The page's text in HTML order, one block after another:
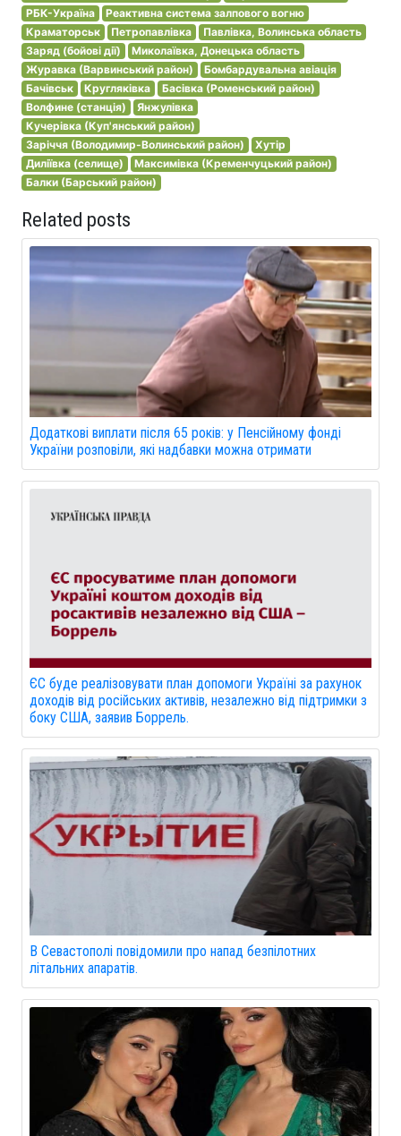
РБК-Україна
Реактивна система залпового вогню
Краматорськ
Петропавлівка
Павлівка, Волинська область
Заряд (бойові дії)
Миколаївка, Донецька область
Журавка (Варвинський район)
Бомбардувальна авіація
Бачівськ
Кругляківка
Басівка (Роменський район)
Волфине (станція)
Янжулівка
Кучерівка (Куп'янський район)
Заріччя (Володимир-Волинський район)
Хутір
Диліївка (селище)
Максимівка (Кременчуцький район)
Балки (Барський район)
Related posts
Додаткові виплати після 65 років: у Пенсійному фонді
України розповіли, які надбавки можна отримати
ЄС буде реалізовувати план допомоги Україні за рахунок
доходів від російських активів, незалежно від підтримки з
боку США, заявив Боррель.
В Севастополі повідомили про напад безпілотних
літальних апаратів.